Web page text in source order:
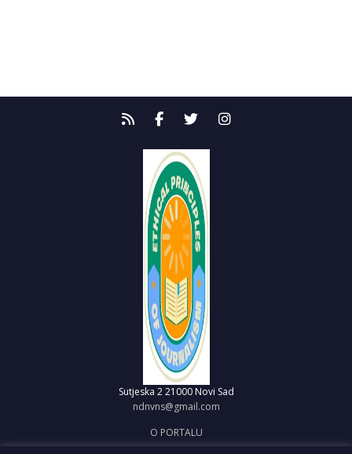
Sutjeska 2 21000 Novi Sad
ndnvns@gmail.com
O PORTALU